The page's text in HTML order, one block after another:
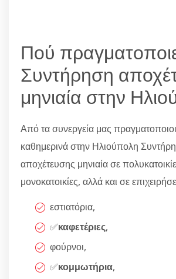
Πού
Συντήρηση
μηνιαία στην
Από τα συνεργεία μας
καθημερινά στην Ηλιούπολη
αποχέτευσης μηνιαία σε
μονοκατοικίες, αλλά και σε
εστιατόρια,
✅καφετέριες,
φούρνοι,
✅κομμωτήρια,